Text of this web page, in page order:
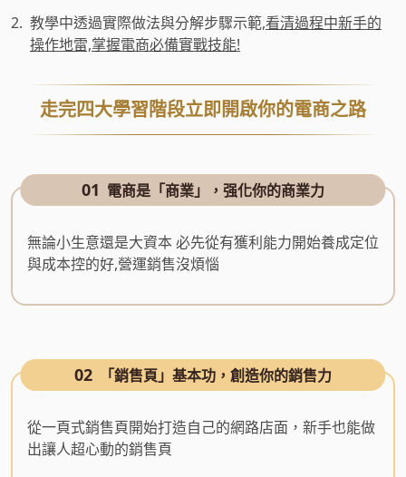
2. 教學中透過實際做法與分解步驟示範,看清過程中新手的
操作地雷,掌握電商必備實戰技能!
走完四大學習階段立即開啟你的電商之路
01 電商是「商業」，强化你的商業力
無論小生意還是大資本 必先從有獲利能力開始養成定位
與成本控的好,營運銷售沒煩惱
02 「銷售頁」基本功，創造你的銷售力
從一頁式銷售頁開始打造自己的網路店面，新手也能做
出讓人超心動的銷售頁